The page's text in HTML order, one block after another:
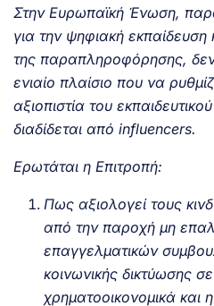
Στην Ευρωπαϊκή Ένωση,
για την ψηφιακή
της παραπληροφόρησης,
ενιαίο πλαίσιο που να
αξιοπιστία του
διαδίδεται από influencers.
Ερωτάται η Επιτροπή:
Πως αξιολογεί τους
από την παροχή μη
επαγγελματικών
κοινωνικής δικτύωσης
χρηματοοικονομικά και